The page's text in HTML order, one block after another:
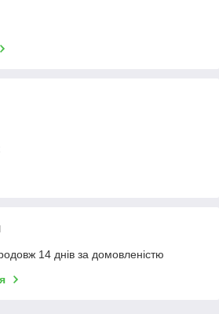
14 днів за домовленістю